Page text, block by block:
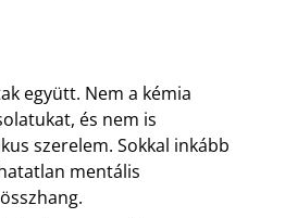
együtt. Nem a kémia
és nem is
szerelem. Sokkal inkább
mentális